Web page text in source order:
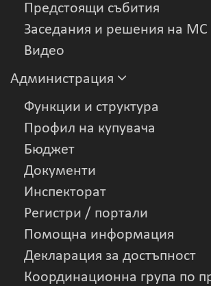
Предстоящи събития
Заседания и решения на МС
Видеo
Администрация
Функции и структура
Профил на купувача
Бюджет
Документи
Инспекторат
Регистри / портали
Помощна информация
Декларация за достъпност
Координационна група по